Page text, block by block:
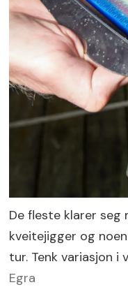
De fleste klarer seg
kveitejigger og
tur. Tenk variasjon i
Egra